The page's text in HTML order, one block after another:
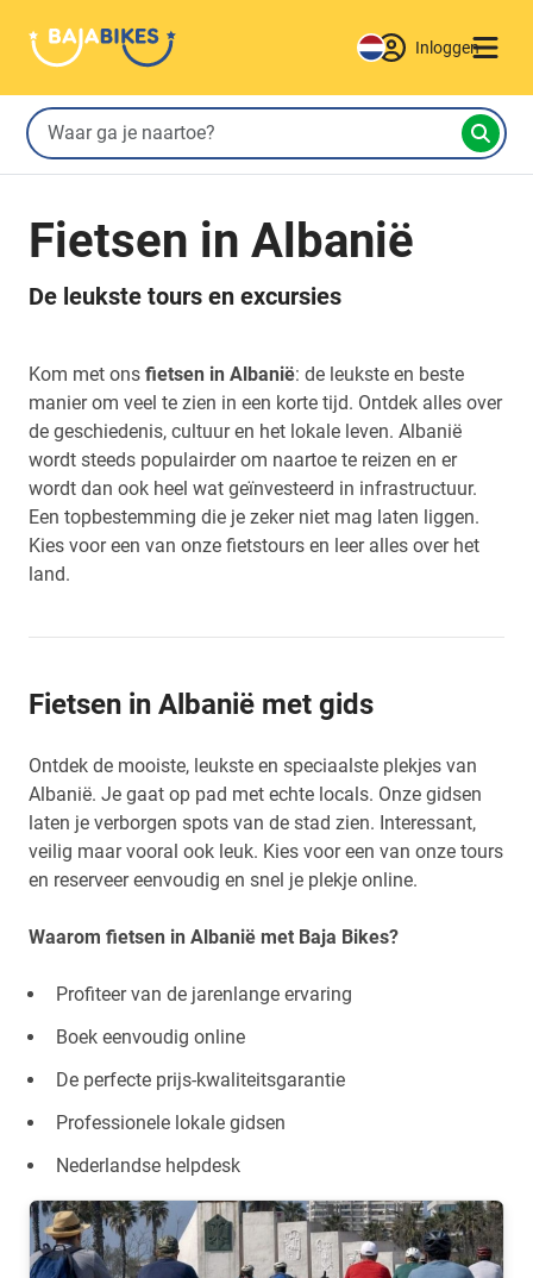
Inloggen
Fietsen in Albanië
De leukste tours en excursies
Kom met ons fietsen in Albanië: de leukste en beste
manier om veel te zien in een korte tijd. Ontdek alles over
de geschiedenis, cultuur en het lokale leven. Albanië
wordt steeds populairder om naartoe te reizen en er
wordt dan ook heel wat geïnvesteerd in infrastructuur.
Een topbestemming die je zeker niet mag laten liggen.
Kies voor een van onze fietstours en leer alles over het
land.
Fietsen in Albanië met gids
Ontdek de mooiste, leukste en speciaalste plekjes van
Albanië. Je gaat op pad met echte locals. Onze gidsen
laten je verborgen spots van de stad zien. Interessant,
veilig maar vooral ook leuk. Kies voor een van onze tours
en reserveer eenvoudig en snel je plekje online.
Waarom fietsen in Albanië met Baja Bikes?
Profiteer van de jarenlange ervaring
Boek eenvoudig online
De perfecte prijs-kwaliteitsgarantie
Professionele lokale gidsen
Nederlandse helpdesk